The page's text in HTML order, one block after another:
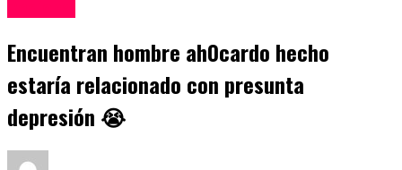
Encuentran hombre ah0cardo hecho
estaría relacionado con presunta
depresión 😭